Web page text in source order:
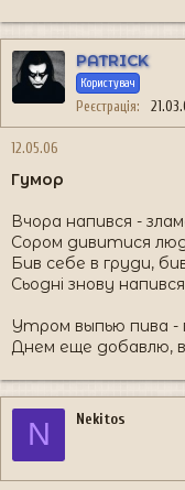
PATRICK
Користувач
Реєстрація
12.05.06
Гумор
Вчора напився -
Сором дивитися
Бив себе в груди,
Сьодні знову
Утром выпью пива -
Днем еще добавлю,
N Nekitos